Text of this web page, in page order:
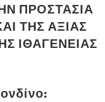
ΠΡΟΣΤΑΣΙΑ
ΤΗΣ ΑΞΙΑΣ
ΙΘΑΓΕΝΕΙΑΣ